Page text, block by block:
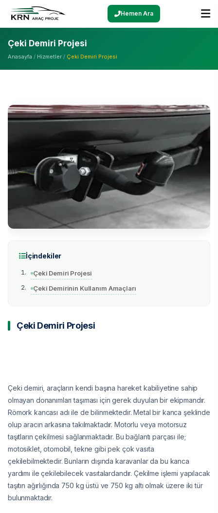
Hemen Ara
Çeki Demiri Projesi
Anasayfa / Hizmetler / Çeki Demiri Projesi
İçindekiler
Çeki Demiri Projesi
Çeki Demirinin Kullanım Amaçları
Çeki Demiri Projesi
Çeki demiri, araçların kendi başına hareket kabiliyetine sahip
olmayan donanımları taşıması için gerek duyulan bir ekipmandır.
Römork kancası adı ile de bilinmektedir. Metal bir kanca şeklinde
olup aracın arkasına takılmaktadır. Motorlu veya motorsuz
taşıtların çekilmesi sağlanmaktadır. Bu bağlantı parçası ile;
motosiklet, otomobil, tekne gibi pek çok vasıta
çekilebilmektedir. Bunların dışında karavanlar da bu kanca
yardımı ile çekilebilecek vasıtalardandır. Çekilme işlemi yapılacak
taşıtın ağırlığında 750 kg üstü ve 750 kg altı olmak üzere iki tür
bulunmaktadır.